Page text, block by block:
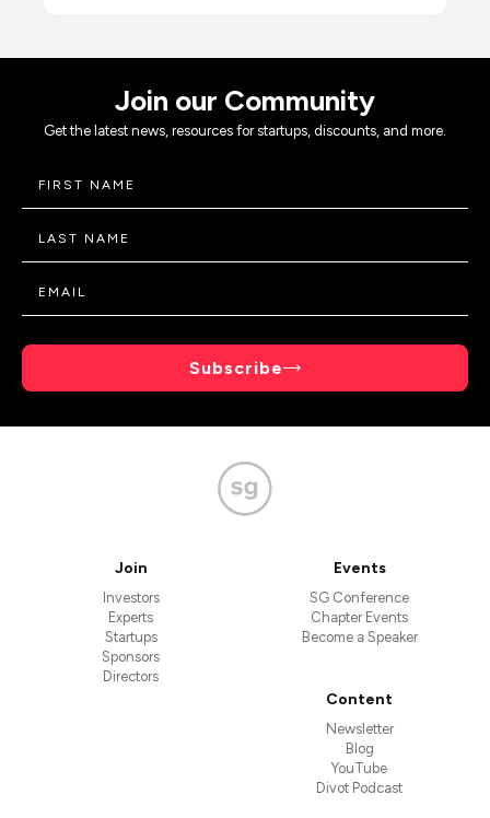
Join our Community
Get the latest news, resources for startups, discounts, and more.
Subscribe
Join
Investors
Experts
Startups
Sponsors
Directors
Events
SG Conference
Chapter Events
Become a Speaker
Content
Newsletter
Blog
YouTube
Divot Podcast